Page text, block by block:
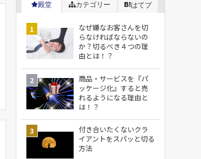
殿堂 カテゴリー はてブ
なぜ嫌なお客さんを切
らなければならないの
か？切るべき４つの理
由とは！？
商品・サービスを『パ
ッケージ化』すると売
れるようになる理由と
は！？
付き合いたくないクラ
イアントをスパッと切る
方法